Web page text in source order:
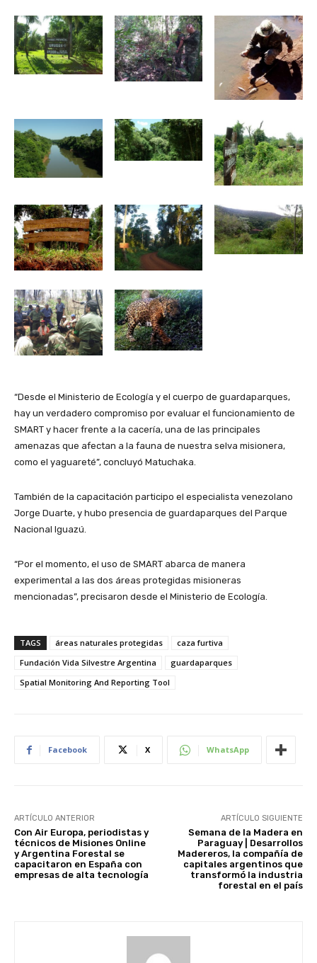
“Desde el Ministerio de Ecología y el cuerpo de guardaparques,
hay un verdadero compromiso por evaluar el funcionamiento de
SMART y hacer frente a la cacería, una de las principales
amenazas que afectan a la fauna de nuestra selva misionera,
como el yaguareté”, concluyó Matuchaka.
También de la capacitación participo el especialista venezolano
Jorge Duarte, y hubo presencia de guardaparques del Parque
Nacional Iguazú.
“Por el momento, el uso de SMART abarca de manera
experimental a las dos áreas protegidas misioneras
mencionadas”, precisaron desde el Ministerio de Ecología.
TAGS áreas naturales protegidas
caza furtiva
Fundación Vida Silvestre Argentina
guardaparques
Spatial Monitoring And Reporting Tool
Facebook X WhatsApp
ARTÍCULO ANTERIOR
Con Air Europa, periodistas y
técnicos de Misiones Online
y Argentina Forestal se
capacitaron en España con
empresas de alta tecnología
ARTÍCULO SIGUIENTE
Semana de la Madera en
Paraguay | Desarrollos
Madereros, la compañía de
capitales argentinos que
transformó la industria
forestal en el país